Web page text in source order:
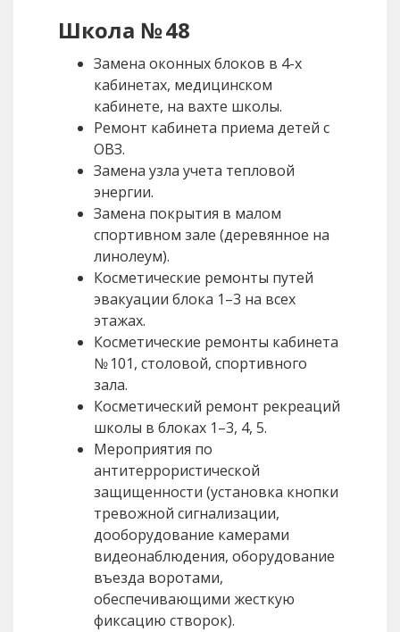
Школа № 48
Замена оконных блоков в 4-х
кабинетах, медицинском
кабинете, на вахте школы.
Ремонт кабинета приема детей с
ОВЗ.
Замена узла учета тепловой
энергии.
Замена покрытия в малом
спортивном зале (деревянное на
линолеум).
Косметические ремонты путей
эвакуации блока 1–3 на всех
этажах.
Косметические ремонты кабинета
№ 101, столовой, спортивного
зала.
Косметический ремонт рекреаций
школы в блоках 1–3, 4, 5.
Мероприятия по
антитеррористической
защищенности (установка кнопки
тревожной сигнализации,
дооборудование камерами
видеонаблюдения, оборудование
въезда воротами,
обеспечивающими жесткую
фиксацию створок).